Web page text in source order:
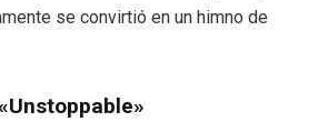
se convirtió en un himno de